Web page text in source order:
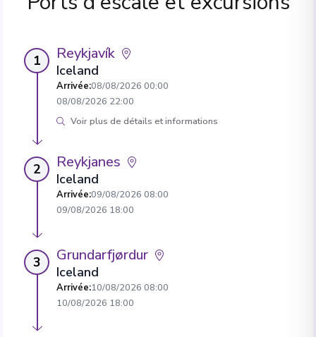
1 Reykjavík
Iceland
Arrivée:08/08/2026 00:00
08/08/2026 22:00
Voir plus de détails et informations
2 Reykjanes
Iceland
Arrivée:09/08/2026 08:00
09/08/2026 18:00
3 Grundarfjørdur
Iceland
Arrivée:10/08/2026 08:00
10/08/2026 18:00